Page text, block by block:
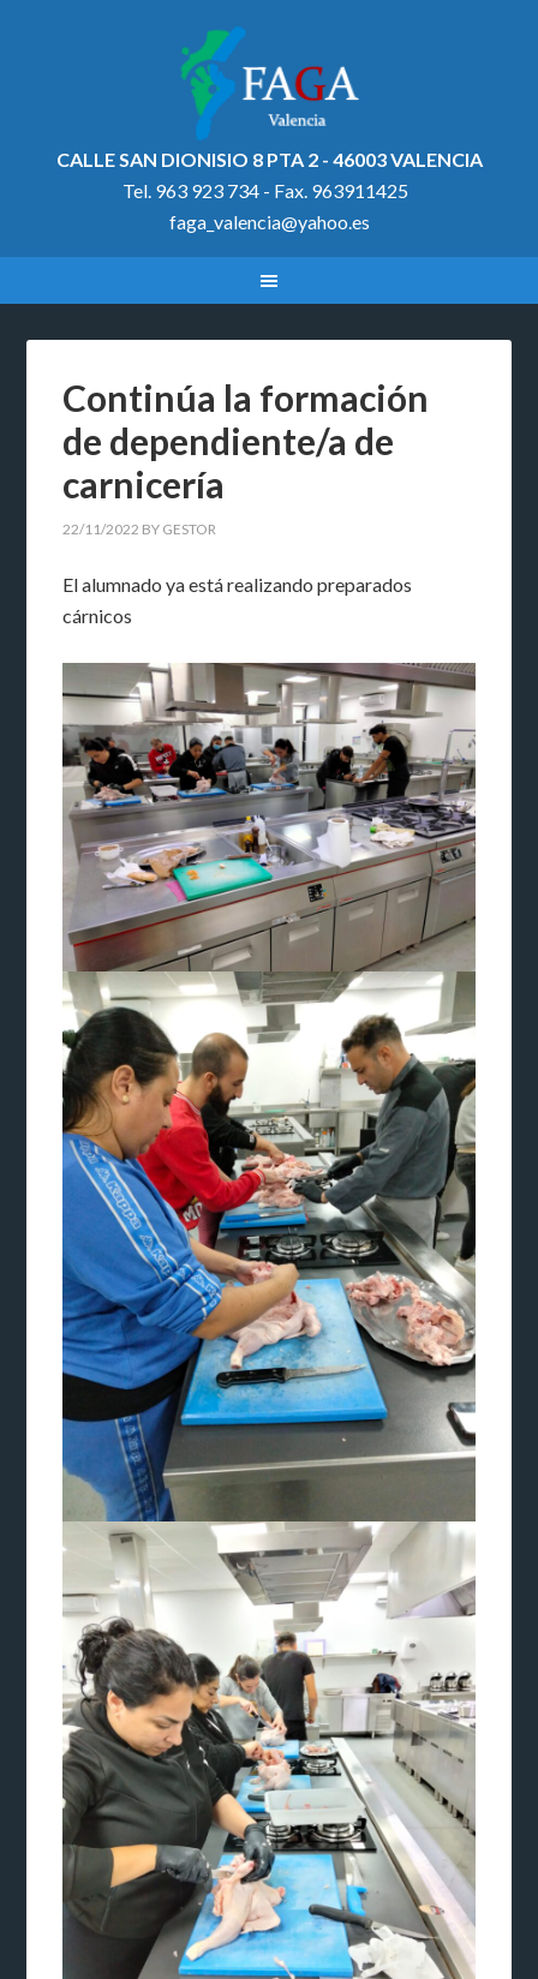
CALLE SAN DIONISIO 8 PTA 2 - 46003 VALENCIA
Tel. 963 923 734 - Fax. 963911425
faga_valencia@yahoo.es
Continúa la formación
de dependiente/a de
carnicería
22/11/2022 BY GESTOR
El alumnado ya está realizando preparados
cárnicos